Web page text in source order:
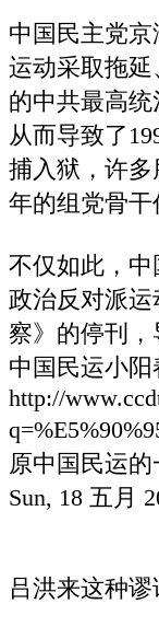
中国民主党
运动采取拖
的中共最高
从而导致了
捕入狱，许
年的组党骨干
不仅如此，
政治反对派
察》的停刊
中国民运小
http://
原中国民运的
Sun, 18 五月
吕洪来这种